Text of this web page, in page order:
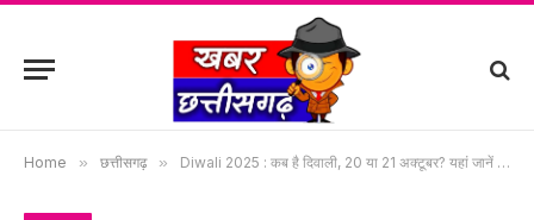
Home » छत्तीसगढ़ » Diwali 2025 : कब है दिवाली, 20 या 21 अक्टूबर? यहां जानें सही डेट